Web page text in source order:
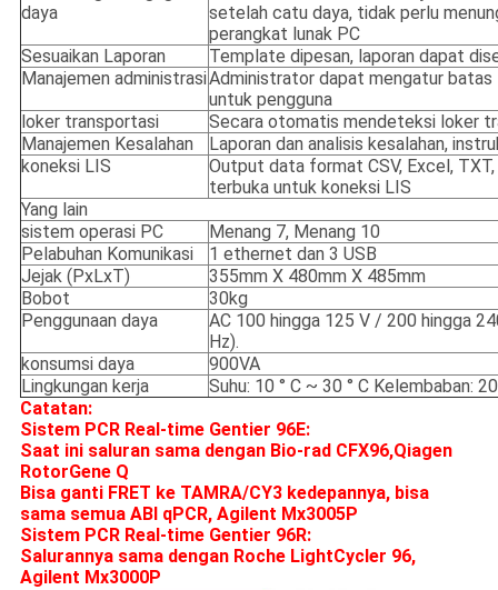
daya
setelah catu daya, tidak perlu
perangkat lunak PC
Sesuaikan Laporan
Template dipesan, laporan dapat
Manajemen administrasiAdministrator dapat mengatur batas
untuk pengguna
loker transportasi
Secara otomatis mendeteksi loker
Manajemen Kesalahan
Laporan dan analisis kesalahan,
koneksi LIS
Output data format CSV, Excel,
terbuka untuk koneksi LIS
Yang lain
sistem operasi PC
Menang 7, Menang 10
Pelabuhan Komunikasi
1 ethernet dan 3 USB
Jejak (PxLxT)
355mm X 480mm X 485mm
Bobot
30kg
Penggunaan daya
AC 100 hingga 125 V / 200 hingga
Hz).
konsumsi daya
900VA
Lingkungan kerja
Suhu: 10 ° C ~ 30 ° C Kelembaban:
Catatan:
Sistem PCR Real-time Gentier 96E:
Saat ini saluran sama dengan Bio-rad CFX96,Qiagen
RotorGene Q
Bisa ganti FRET ke TAMRA/CY3 kedepannya, bisa
sama semua ABI qPCR, Agilent Mx3005P
Sistem PCR Real-time Gentier 96R:
Salurannya sama dengan Roche LightCycler 96,
Agilent Mx3000P